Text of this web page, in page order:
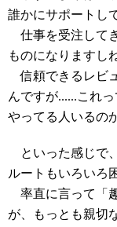
誰かにサポートし
仕事を受注して
ものになりますし
信頼できるレビ
んですが......これ
やってる人いるの
といった感じで
ルートもいろいろ
率直に言って「
が、もっとも親切